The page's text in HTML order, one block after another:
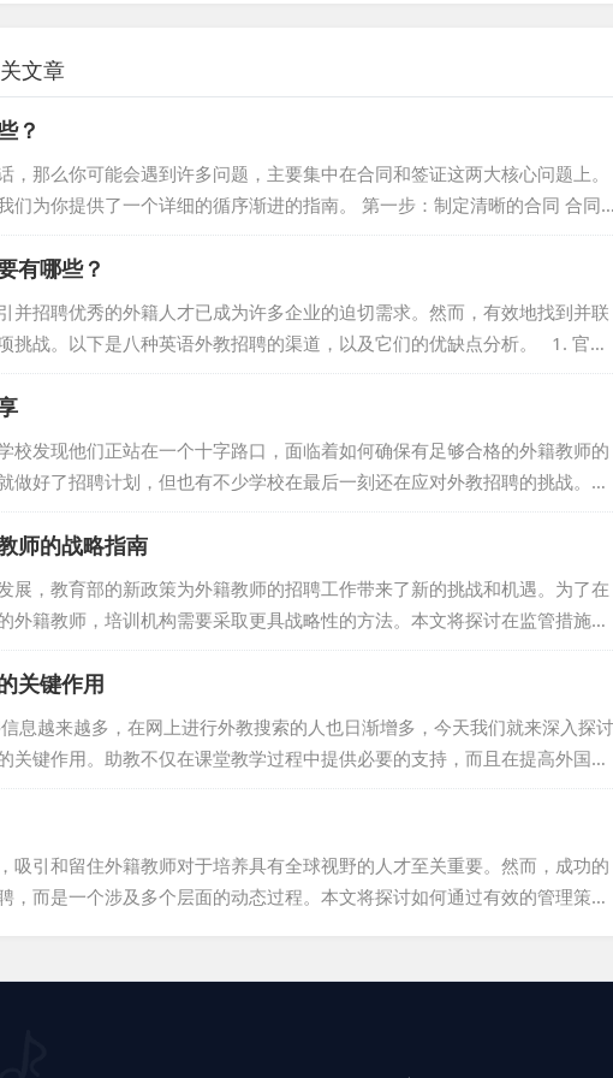
文章
？
，那么你可能会遇到许多问题，主要集中在合同和签证这两大核心问题上。
们为你提供了一个详细的循序渐进的指南。 第一步：制定清晰的合同 合同
为教师提供了关于他们的工作职责、待遇和条件的明确信息。 及时发布合
适的候选人提供合同，以消除他们的不确定性。 综合合同条款：详细列出合
、工作时间、薪酬、合同期限和相互义务等。 明确工作职责：详细说明外籍
有哪些？
并招聘优秀的外籍人才已成为许多企业的迫切需求。然而，有效地找到并联
挑战。以下是八种英语外教招聘的渠道，以及它们的优缺点分析。 1. 官网
官方网站，点击“联系我们”来与对方建立联系。例如，如果您想招聘外籍教
到联系方式并发送邮件。尽管这种方法的成功率一般，但回复率不确定，而
是专业外教招聘解决方案平台。我们深耕外教招聘领域...
校发现他们正站在一个十字路口，面临着如何确保有足够合格的外籍教师的
做好了招聘计划，但也有不少学校在最后一刻还在应对外教招聘的挑战。本
招聘经验分享。 一、早期规划的力量 要想充分发挥招聘的潜力，前瞻性的
见的学校会在2-3个月前就开始规划，这样他们就有足够的时间去寻找高素
好充分的准备。提前规划不仅可以让学校有更多的选择，而且也更有可能吸
细的招聘信息 魔...
师的战略指南
展，教育部的新政策为外籍教师的招聘工作带来了新的挑战和机遇。为了在
外籍教师，培训机构需要采取更具战略性的方法。本文将探讨在监管措施增
培训机构如何制定有效的招聘策略。 选择合适的外教招聘路径：在当前的背
能是一项挑战。一个有效的策略是选择正确的招聘渠道。利用专业的外教招
的招聘流程，可以扩大候选人的范围，提高找到合适教师的机会。通过这些
传达他们的需求和预算，并从...
关键作用
息越来越多，在网上进行外教搜索的人也日渐增多，今天我们就来深入探讨
关键作用。助教不仅在课堂教学过程中提供必要的支持，而且在提高外国英
质量方面起着至关重要的作用。在本篇文章中，我们将通过不同章节深入了
为外语教师赋权铺平道路。 一、前期协调与观察：奠定合作基础 近年来外
引了众多求职者积极投递简历，达成与外教的合作关系，需要先奠定合作基
系需要在助教和外语教...
吸引和留住外籍教师对于培养具有全球视野的人才至关重要。然而，成功的
，而是一个涉及多个层面的动态过程。本文将探讨如何通过有效的管理策